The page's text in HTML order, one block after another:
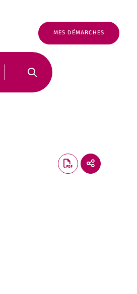
MES DÉMARCHES